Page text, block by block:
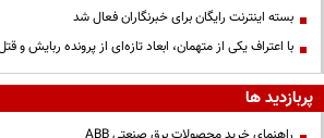
بسته اینترنت رایگان برای خبرنگاران فعال شد
با اعتراف یکی از متهمان، ابعاد تازه‌ای از پرونده ربایش
پربازدید ها